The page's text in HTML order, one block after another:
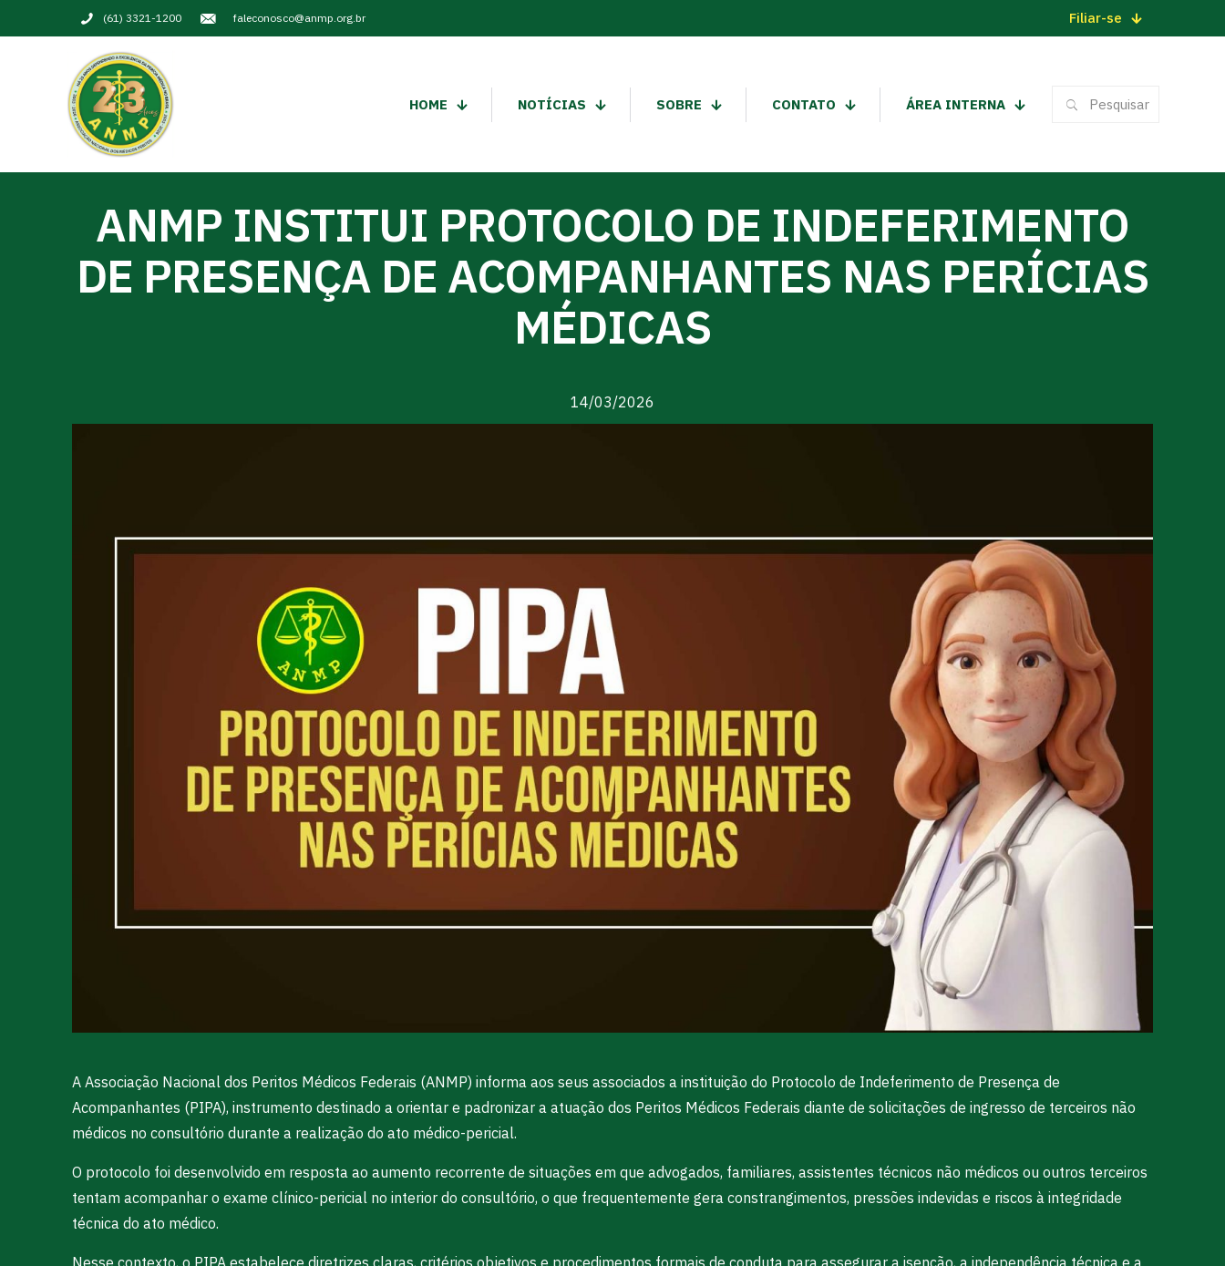
(61) 3321-1200 faleconosco@anmp.org.br Filiar-se
HOME NOTÍCIAS SOBRE CONTATO ÁREA INTERNA
ANMP INSTITUI PROTOCOLO DE INDEFERIMENTO
DE PRESENÇA DE ACOMPANHANTES NAS PERÍCIAS
MÉDICAS
14/03/2026
A Associação Nacional dos Peritos Médicos Federais (ANMP) informa aos seus associados a instituição do Protocolo de Indeferimento de Presença de
Acompanhantes (PIPA), instrumento destinado a orientar e padronizar a atuação dos Peritos Médicos Federais diante de solicitações de ingresso de terceiros não
médicos no consultório durante a realização do ato médico-pericial.
O protocolo foi desenvolvido em resposta ao aumento recorrente de situações em que advogados, familiares, assistentes técnicos não médicos ou outros terceiros
tentam acompanhar o exame clínico-pericial no interior do consultório, o que frequentemente gera constrangimentos, pressões indevidas e riscos à integridade
técnica do ato médico.
Nesse contexto, o PIPA estabelece diretrizes claras, critérios objetivos e procedimentos formais de conduta para assegurar a isenção, a independência técnica e a